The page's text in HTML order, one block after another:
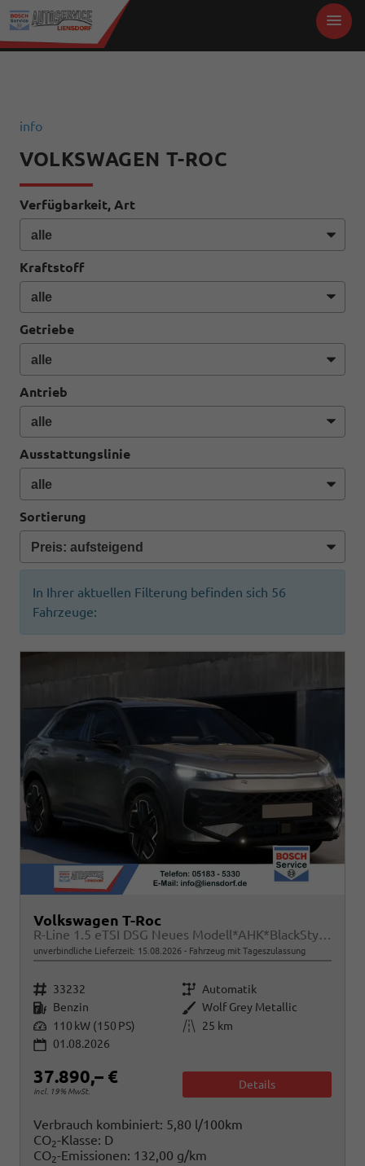
info
VOLKSWAGEN T-ROC
Verfügbarkeit, Art
Kraftstoff
Getriebe
Antrieb
Ausstattungslinie
Sortierung
In Ihrer aktuellen Filterung befinden sich 56
Fahrzeuge:
Volkswagen T-Roc
R-Line 1.5 eTSI DSG Neues Modell*AHK*BlackStyle*Matrix*19"*Android Auto*EasyOpen*SHZ*Kamera*ParkAsstPro*ACC*Keyless
unverbindliche Lieferzeit: 15.08.2026 Fahrzeug mit Tageszulassung
Fahrzeugnr. 33232 Getriebe Automatik
Kraftstoff Benzin Außenfarbe Wolf Grey Metallic
Leistung 110 kW (150 PS) Kilometerstand
25 km
01.08.2026
37.890,– €
incl. 19% MwSt.
Details
Verbrauch kombiniert: 5,80 l/100km
CO2-Klasse: D
CO2-Emissionen: 132,00 g/km